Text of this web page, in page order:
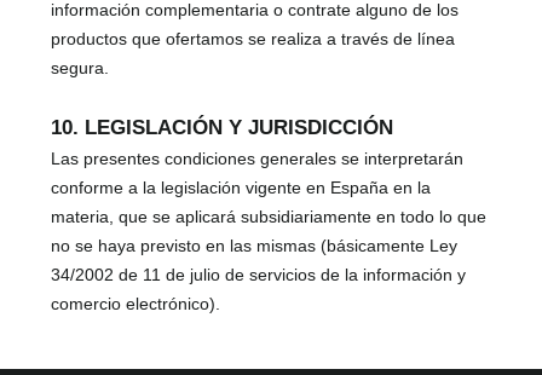
información complementaria o contrate alguno de los
productos que ofertamos se realiza a través de línea
segura.
10. LEGISLACIÓN Y JURISDICCIÓN
Las presentes condiciones generales se interpretarán
conforme a la legislación vigente en España en la
materia, que se aplicará subsidiariamente en todo lo que
no se haya previsto en las mismas (básicamente Ley
34/2002 de 11 de julio de servicios de la información y
comercio electrónico).